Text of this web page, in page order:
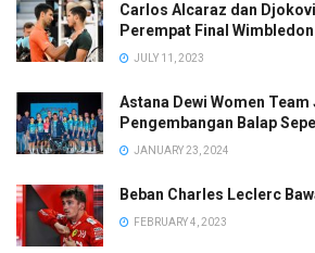
Carlos Alcaraz dan
Perempat Final
JULY 11, 2023
Astana Dewi Women Team
Pengembangan Balap
JANUARY 23, 2024
Beban Charles Leclerc
FEBRUARY 4, 2023